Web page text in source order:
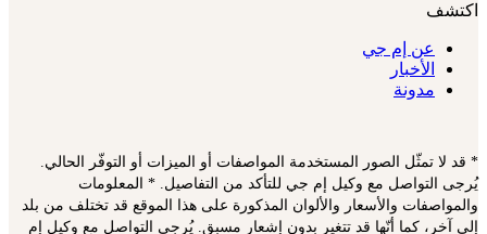
اكتشف
عن إم جي
الأخبار
مدونة
* قد لا تمثّل الصور المستخدمة المواصفات أو الميزات أو التوفّر الحالي.
يُرجى التواصل مع وكيل إم جي للتأكد من التفاصيل. * المعلومات
والمواصفات والأسعار والألوان المذكورة على هذا الموقع قد تختلف من بلد
إلى آخر، كما أنّها قد تتغير بدون إشعار مسبق. يُرجى التواصل مع وكيل إم